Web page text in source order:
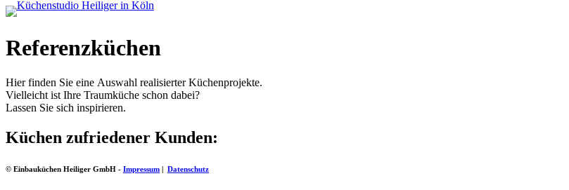
Referenzküchen
Hier finden Sie eine Auswahl realisierter Küchenprojekte.
Vielleicht ist Ihre Traumküche schon dabei?
Lassen Sie sich inspirieren.
Küchen zufriedener Kunden:
© Einbauküchen Heiliger GmbH - Impressum | Datenschutz